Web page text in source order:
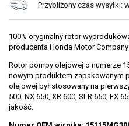
Przybliżony czas wysyłki:
100% oryginalny rotor
producenta Honda Motor
Rotor pompy olejowej o numerze
nowym produktem zapakowanym
olejowej był stosowany na
500, NX 650, XR 600, SLR 650, FX
jakość.